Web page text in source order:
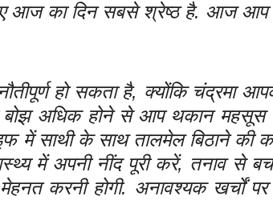
आज का दिन सबसे श्रेष्ठ है. आज आप
हो सकता है, क्योंकि चंद्रमा
बोझ अधिक होने से आप थकान
में साथी के साथ तालमेल बिठाने की
में अपनी नींद पूरी करें, तनाव से
करनी होगी. अनावश्यक खर्चों पर